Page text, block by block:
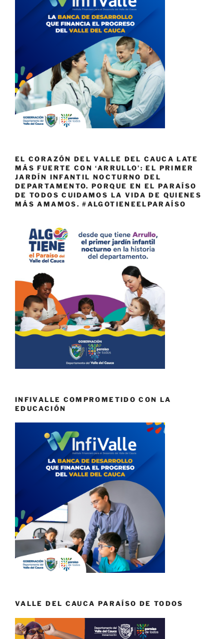
EL CORAZÓN DEL VALLE DEL CAUCA LATE
MÁS FUERTE CON ‘ARRULLO’: EL PRIMER
JARDÍN INFANTIL NOCTURNO DEL
DEPARTAMENTO. PORQUE EN EL PARAÍSO
DE TODOS CUIDAMOS LA VIDA DE QUIENES
MÁS AMAMOS. #ALGOTIENEELPARAÍSO
INFIVALLE COMPROMETIDO CON LA
EDUCACIÓN
VALLE DEL CAUCA PARAÍSO DE TODOS